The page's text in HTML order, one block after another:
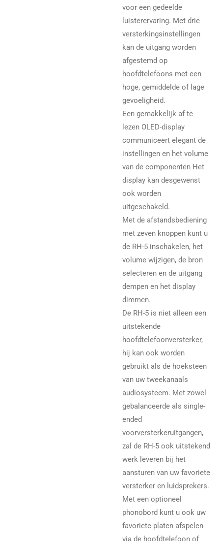
voor een gedeelde
luisterervaring. Met drie
versterkingsinstellingen
kan de uitgang worden
afgestemd op
hoofdtelefoons met een
hoge, gemiddelde of lage
gevoeligheid.
Een gemakkelijk af te
lezen OLED-display
communiceert elegant de
instellingen en het volume
van de componenten Het
display kan desgewenst
ook worden
uitgeschakeld.
Met de afstandsbediening
met zeven knoppen kunt u
de RH-5 inschakelen, het
volume wijzigen, de bron
selecteren en de uitgang
dempen en het display
dimmen.
De RH-5 is niet alleen een
uitstekende
hoofdtelefoonversterker,
hij kan ook worden
gebruikt als de hoeksteen
van uw tweekanaals
audiosysteem. Met zowel
gebalanceerde als single-
ended
voorversterkeruitgangen,
zal de RH-5 ook uitstekend
werk leveren bij het
aansturen van uw favoriete
versterker en luidsprekers.
Met een optioneel
phonobord kunt u ook uw
favoriete platen afspelen
via de hoofdtelefoon of